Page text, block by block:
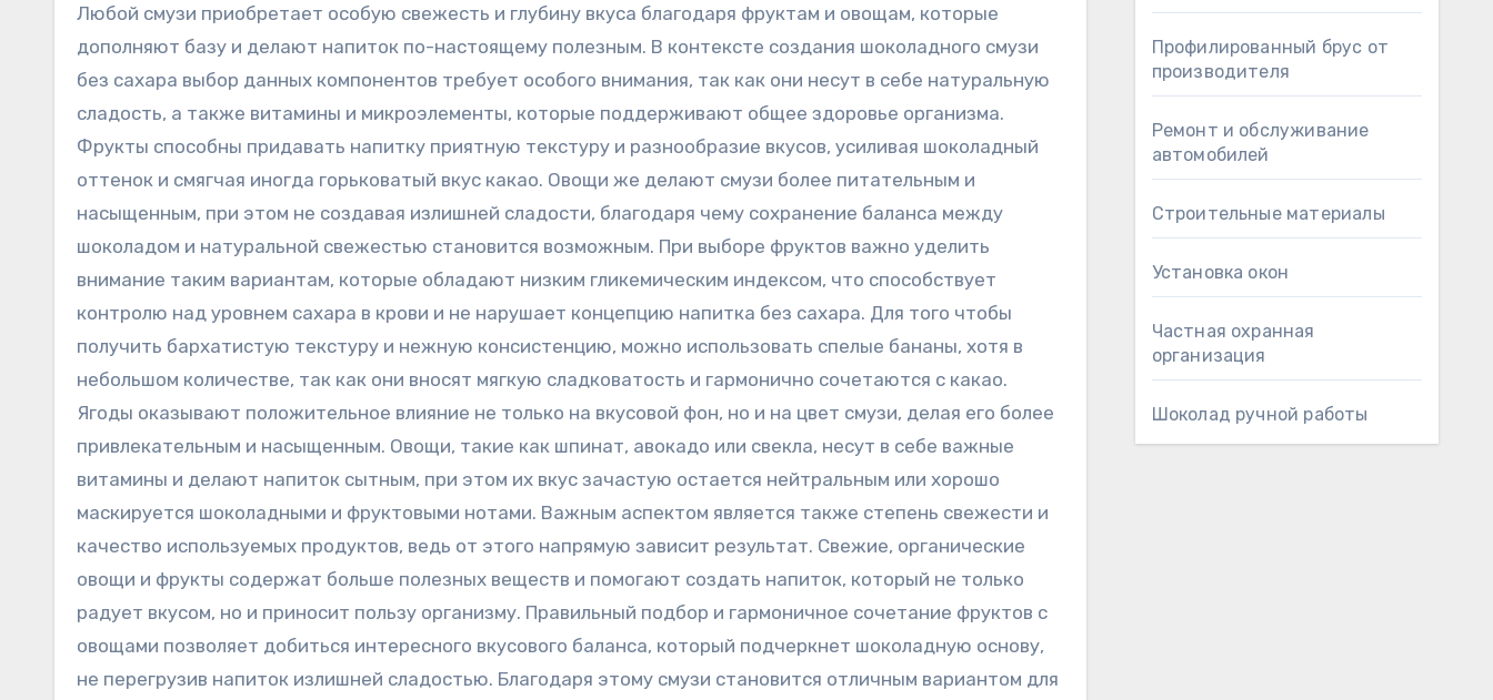
Любой смузи приобретает особую свежесть и глубину вкуса благодаря фруктам и овощам, которые
дополняют базу и делают напиток по-настоящему полезным. В контексте создания шоколадного смузи
без сахара выбор данных компонентов требует особого внимания, так как они несут в себе натуральную
сладость, а также витамины и микроэлементы, которые поддерживают общее здоровье организма.
Фрукты способны придавать напитку приятную текстуру и разнообразие вкусов, усиливая шоколадный
оттенок и смягчая иногда горьковатый вкус какао. Овощи же делают смузи более питательным и
насыщенным, при этом не создавая излишней сладости, благодаря чему сохранение баланса между
шоколадом и натуральной свежестью становится возможным. При выборе фруктов важно уделить
внимание таким вариантам, которые обладают низким гликемическим индексом, что способствует
контролю над уровнем сахара в крови и не нарушает концепцию напитка без сахара. Для того чтобы
получить бархатистую текстуру и нежную консистенцию, можно использовать спелые бананы, хотя в
небольшом количестве, так как они вносят мягкую сладковатость и гармонично сочетаются с какао.
Ягоды оказывают положительное влияние не только на вкусовой фон, но и на цвет смузи, делая его более
привлекательным и насыщенным. Овощи, такие как шпинат, авокадо или свекла, несут в себе важные
витамины и делают напиток сытным, при этом их вкус зачастую остается нейтральным или хорошо
маскируется шоколадными и фруктовыми нотами. Важным аспектом является также степень свежести и
качество используемых продуктов, ведь от этого напрямую зависит результат. Свежие, органические
овощи и фрукты содержат больше полезных веществ и помогают создать напиток, который не только
радует вкусом, но и приносит пользу организму. Правильный подбор и гармоничное сочетание фруктов с
овощами позволяет добиться интересного вкусового баланса, который подчеркнет шоколадную основу,
не перегрузив напиток излишней сладостью. Благодаря этому смузи становится отличным вариантом для
Профилированный брус от
производителя
Ремонт и обслуживание
автомобилей
Строительные материалы
Установка окон
Частная охранная
организация
Шоколад ручной работы